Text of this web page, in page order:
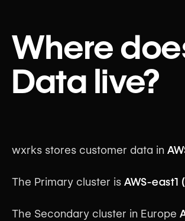
Where
Data live?
wxrks stores customer data in
The Primary cluster is AWS-east1
The Secondary cluster in Europe